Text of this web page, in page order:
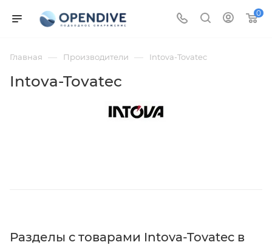
0
Главная — Производители — Intova-Tovatec
Intova-Tovatec
Разделы с товарами Intova-Tovatec в